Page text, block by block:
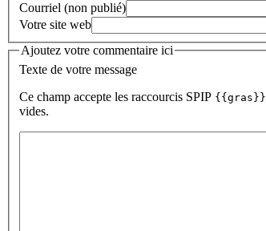
Courriel (non publié)
Votre site web
Ajoutez votre commentaire ici
Texte de votre message
Ce champ accepte les raccourcis SPIP {{gras}}
vides.